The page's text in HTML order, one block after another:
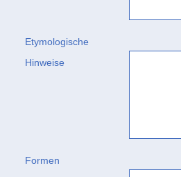
Etymologische
Hinweise
Formen